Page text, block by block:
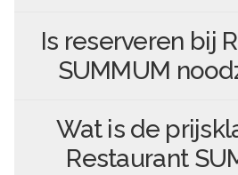
Is reserveren bij
SUMMUM
Wat is de
Restaurant